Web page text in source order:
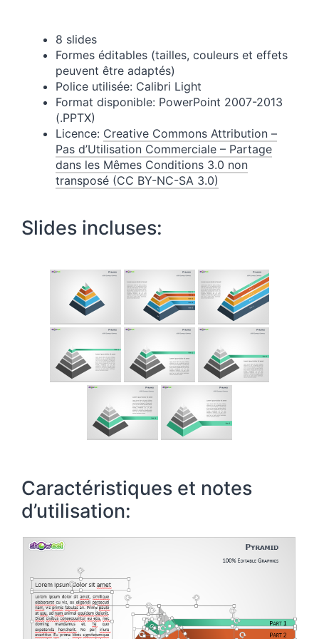
8 slides
Formes éditables (tailles, couleurs et effets
peuvent être adaptés)
Police utilisée: Calibri Light
Format disponible: PowerPoint 2007-2013
(.PPTX)
Licence: Creative Commons Attribution –
Pas d’Utilisation Commerciale – Partage
dans les Mêmes Conditions 3.0 non
transposé (CC BY-NC-SA 3.0)
Slides incluses:
Caractéristiques et notes
d’utilisation: